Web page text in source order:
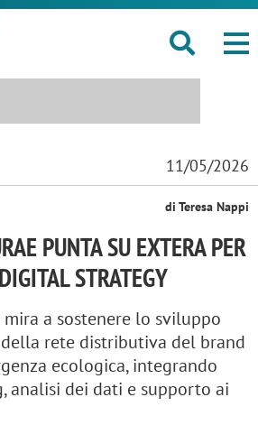
11/05/2026
di Teresa Nappi
PUNTA SU EXTERA PER
STRATEGY
a sostenere lo sviluppo
della rete distributiva del brand
ecologica, integrando
analisi dei dati e supporto ai